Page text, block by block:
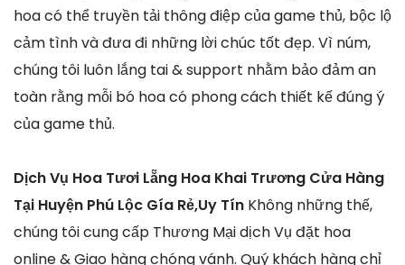
hoa có thể truyền tải thông điệp của game thủ, bộc lộ
cảm tình và đưa đi những lời chúc tốt đẹp. Vì núm,
chúng tôi luôn lắng tai & support nhằm bảo đảm an
toàn rằng mỗi bó hoa có phong cách thiết kế đúng ý
của game thủ.
Dịch Vụ Hoa Tươi Lẵng Hoa Khai Trương Cửa Hàng
Tại Huyện Phú Lộc Gía Rẻ,Uy Tín Không những thế,
chúng tôi cung cấp Thương Mại dịch Vụ đặt hoa
online & Giao hàng chóng vánh. Quý khách hàng chỉ